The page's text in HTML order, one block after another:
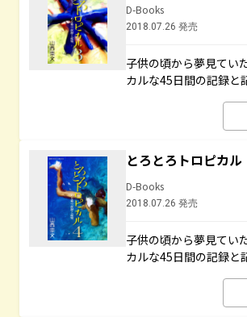
D-Books
2018.07.26 発売
子供の頃から夢見てい
カルな45日間の記録と
とろとろトロピカ
D-Books
2018.07.26 発売
子供の頃から夢見てい
カルな45日間の記録と